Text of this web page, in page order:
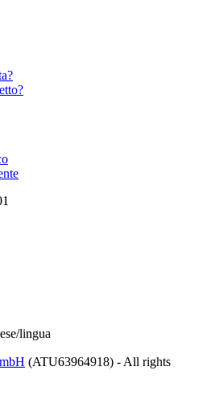
lingua
(ATU63964918) - All rights